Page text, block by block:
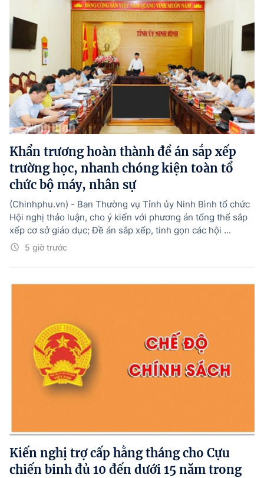
Khẩn trương hoàn thành đề án sắp xếp
trường học, nhanh chóng kiện toàn tổ
chức bộ máy, nhân sự
5 giờ trước
(Chinhphu.vn) - Ban Thường vụ Tỉnh ủy Ninh Bình tổ chức
Hội nghị thảo luận, cho ý kiến với phương án tổng thể sắp
xếp cơ sở giáo dục; Đề án sắp xếp, tinh gọn các hội ...
Kiến nghị trợ cấp hằng tháng cho Cựu
chiến binh đủ 10 đến dưới 15 năm trong